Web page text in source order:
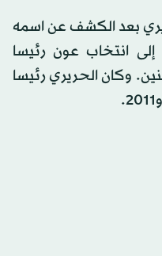
بعد الكشف عن اسمه
انتخاب عون رئيسا
وكان الحريري رئيسا